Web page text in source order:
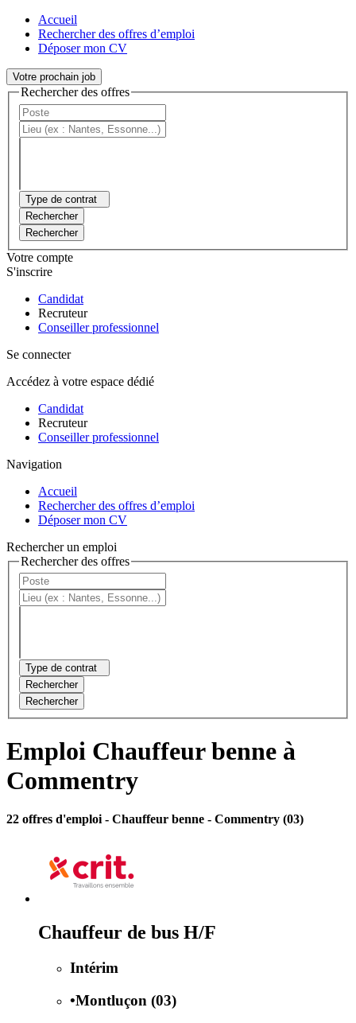
Accueil
Rechercher des offres d’emploi
Déposer mon CV
Votre prochain job
Rechercher des offres
Type de contrat
Rechercher
Rechercher
Votre compte
S'inscrire
Candidat
Recruteur
Conseiller professionnel
Se connecter
Accédez à votre espace dédié
Candidat
Recruteur
Conseiller professionnel
Navigation
Accueil
Rechercher des offres d’emploi
Déposer mon CV
Rechercher un emploi
Rechercher des offres
Type de contrat
Rechercher
Rechercher
Emploi Chauffeur benne à
Commentry
22 offres d'emploi - Chauffeur benne - Commentry (03)
Chauffeur de bus H/F
Intérim
•Montluçon (03)